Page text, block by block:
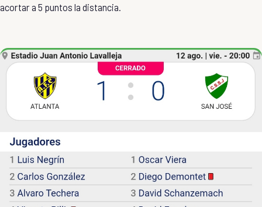
acortar a 5 puntos la distancia.